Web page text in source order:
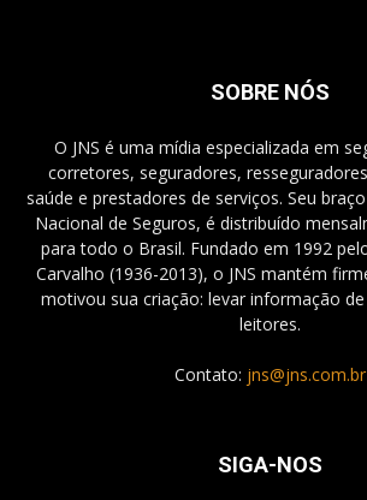
SOBRE NÓS
O JNS é uma mídia especializada em
corretores, seguradores,
saúde e prestadores de serviços. Seu
Nacional de Seguros, é distribuído
para todo o Brasil. Fundado em 1992
Carvalho (1936-2013), o JNS mantém
motivou sua criação: levar informação
leitores.
Contato: jns@jns.com.br
SIGA-NOS